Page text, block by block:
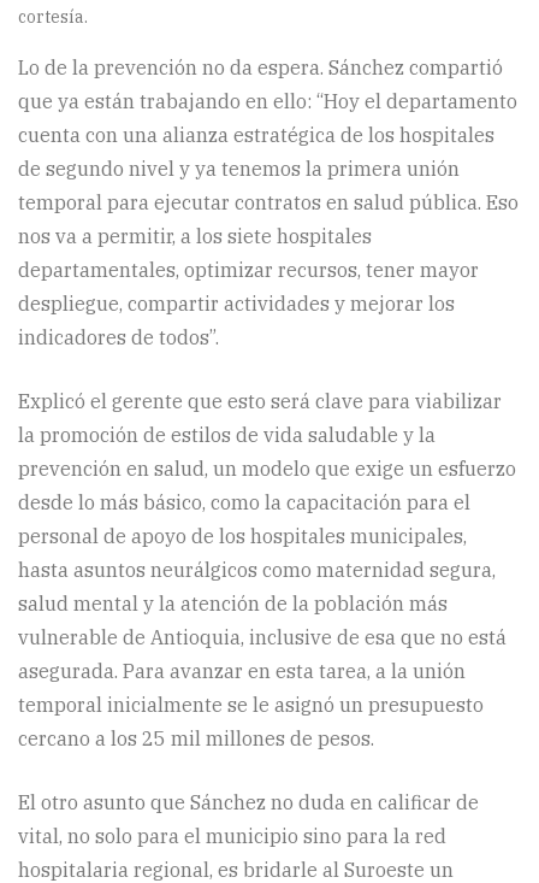
cortesía.
Lo de la prevención no da espera. Sánchez compartió
que ya están trabajando en ello: “Hoy el departamento
cuenta con una alianza estratégica de los hospitales
de segundo nivel y ya tenemos la primera unión
temporal para ejecutar contratos en salud pública. Eso
nos va a permitir, a los siete hospitales
departamentales, optimizar recursos, tener mayor
despliegue, compartir actividades y mejorar los
indicadores de todos”.
Explicó el gerente que esto será clave para viabilizar
la promoción de estilos de vida saludable y la
prevención en salud, un modelo que exige un esfuerzo
desde lo más básico, como la capacitación para el
personal de apoyo de los hospitales municipales,
hasta asuntos neurálgicos como maternidad segura,
salud mental y la atención de la población más
vulnerable de Antioquia, inclusive de esa que no está
asegurada. Para avanzar en esta tarea, a la unión
temporal inicialmente se le asignó un presupuesto
cercano a los 25 mil millones de pesos.
El otro asunto que Sánchez no duda en calificar de
vital, no solo para el municipio sino para la red
hospitalaria regional, es bridarle al Suroeste un